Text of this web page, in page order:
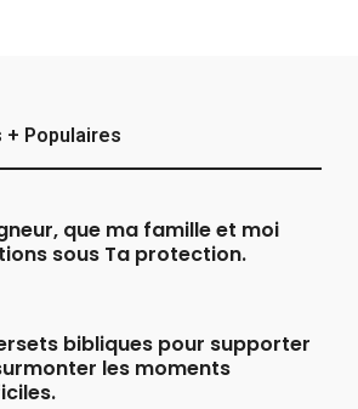
Populaires
que ma famille et moi
sous Ta protection.
bibliques pour supporter
les moments